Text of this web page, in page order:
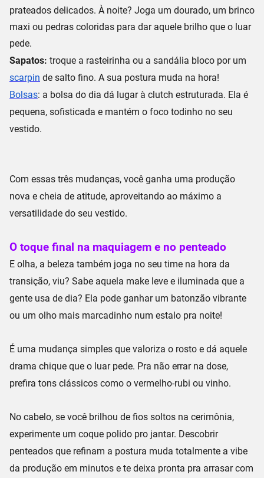
prateados delicados. À noite? Joga um dourado, um brinco
maxi ou pedras coloridas para dar aquele brilho que o luar
pede.
Sapatos: troque a rasteirinha ou a sandália bloco por um
scarpin de salto fino. A sua postura muda na hora!
Bolsas: a bolsa do dia dá lugar à clutch estruturada. Ela é
pequena, sofisticada e mantém o foco todinho no seu
vestido.
Com essas três mudanças, você ganha uma produção
nova e cheia de atitude, aproveitando ao máximo a
versatilidade do seu vestido.
O toque final na maquiagem e no penteado
E olha, a beleza também joga no seu time na hora da
transição, viu? Sabe aquela make leve e iluminada que a
gente usa de dia? Ela pode ganhar um batonzão vibrante
ou um olho mais marcadinho num estalo pra noite!
É uma mudança simples que valoriza o rosto e dá aquele
drama chique que o luar pede. Pra não errar na dose,
prefira tons clássicos como o vermelho-rubi ou vinho.
No cabelo, se você brilhou de fios soltos na cerimônia,
experimente um coque polido pro jantar. Descobrir
penteados que refinam a postura muda totalmente a vibe
da produção em minutos e te deixa pronta pra arrasar com